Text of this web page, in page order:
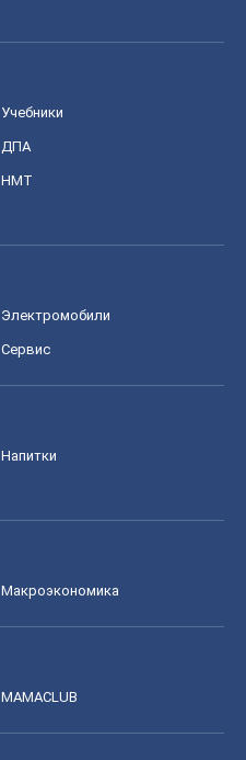
Учебники
ДПА
НМТ
Электромобили
Сервис
Напитки
Mакроэкономика
MAMACLUB